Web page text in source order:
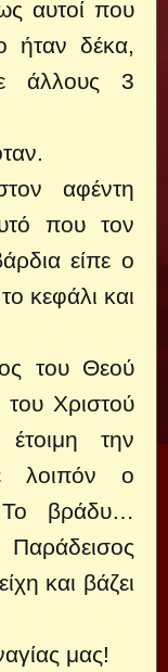
αυτοί που
ήταν δέκα,
άλλους 3
αφέντη
που τον
είπε ο
κεφάλι και
του Θεού
Χριστού
την
λοιπόν ο
Το βράδυ…
και βάζει
μας!